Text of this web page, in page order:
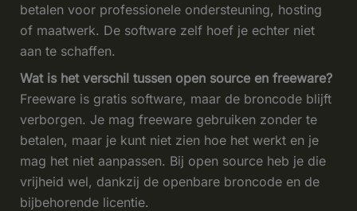
betalen voor professionele ondersteuning, hosting
of maatwerk. De software zelf hoef je echter niet
aan te schaffen.
Wat is het verschil tussen open source en freeware?
Freeware is gratis software, maar de broncode blijft
verborgen. Je mag freeware gebruiken zonder te
betalen, maar je kunt niet zien hoe het werkt en je
mag het niet aanpassen. Bij open source heb je die
vrijheid wel, dankzij de openbare broncode en de
bijbehorende licentie.